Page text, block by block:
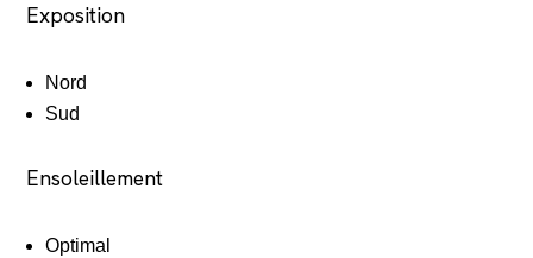
Exposition
Nord
Sud
Ensoleillement
Optimal